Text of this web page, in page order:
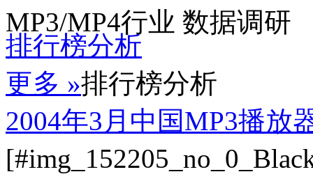
MP3/MP4行业 数据调研
排行榜分析
更多 »排行榜分析
2004年3月中国MP3播放